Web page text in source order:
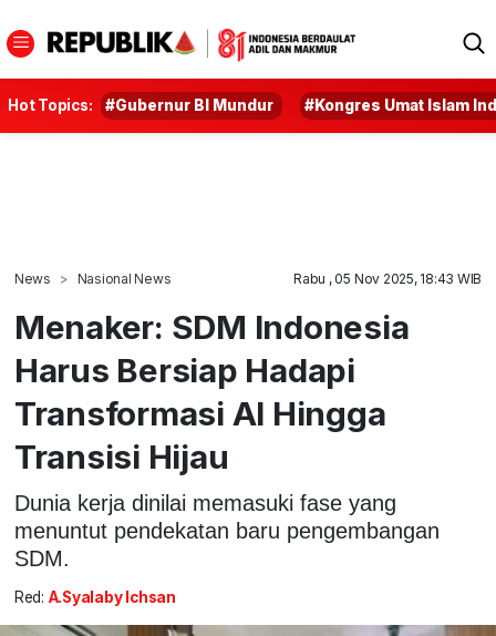
Hot Topics: #Gubernur BI Mundur #Kongres Umat Islam
News Nasional News Rabu , 05 Nov 2025, 18:43 WIB
Menaker: SDM Indonesia
Harus Bersiap Hadapi
Transformasi AI Hingga
Transisi Hijau
Dunia kerja dinilai memasuki fase yang
menuntut pendekatan baru pengembangan
SDM.
Red: A.Syalaby Ichsan